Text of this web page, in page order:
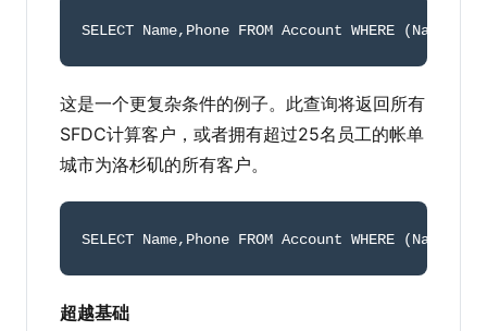
SELECT Name, Phone FROM Account WHERE (Name
这是一个更复杂条件的例子。此查询将返回所有
SFDC计算客户，或者拥有超过25名员工的帐单
城市为洛杉矶的所有客户。
SELECT Name, Phone FROM Account WHERE (Name
超越基础